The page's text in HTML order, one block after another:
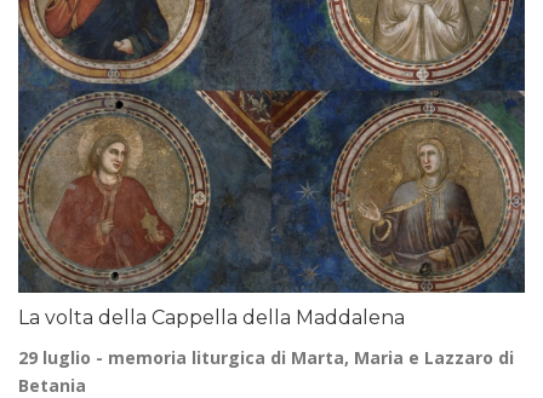
La volta della Cappella della Maddalena
29 luglio - memoria liturgica di Marta, Maria e Lazzaro di
Betania